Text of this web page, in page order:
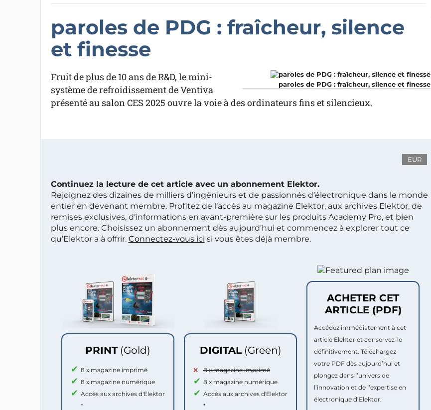
paroles de PDG : fraîcheur, silence
et finesse
paroles de PDG : fraîcheur, silence et finesse
Fruit de plus de 10 ans de R&D, le mini-
système de refroidissement de Ventiva
présenté au salon CES 2025 ouvre la voie à des ordinateurs fins et silencieux.
EUR
Continuez la lecture de cet article avec un abonnement Elektor.
Rejoignez des dizaines de milliers d’ingénieurs et de passionnés d’électronique dans le monde
entier en devenant membre. Profitez de l’accès au magazine Elektor, aux archives Elektor, de
remises exclusives, d’informations en avant-première sur les produits Academy Pro, et bien
plus encore. Choisissez un abonnement dès aujourd’hui et commencez à explorer tout ce
qu’Elektor a à offrir. Connectez-vous ici si vous êtes déjà membre.
PRINT (Gold)
8 x magazine imprimé
8 x magazine numérique
Accès aux archives d'Elektor
*
DIGITAL (Green)
8 x magazine imprimé
8 x magazine numérique
Accès aux archives d'Elektor
*
ACHETER CET
ARTICLE (PDF)
Accédez immédiatement à cet
article Elektor et conservez-le
définitivement. Téléchargez
votre PDF dès aujourd’hui et
plongez dans l’univers de
l’innovation et de l’expertise en
électronique d’Elektor.